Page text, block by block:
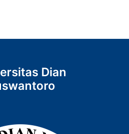
Dian